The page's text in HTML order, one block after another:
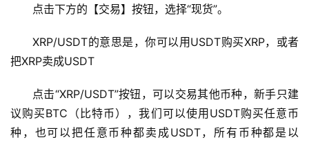
行
析
点击下方的【交易】按钮，选择“现货”。
XRP/USDT的意思是，你可以用USDT购买XRP，或者
把XRP卖成USDT
点击“XRP/USDT”按钮，可以交易其他币种，新手只建
议购买BTC（比特币），我们可以使用USDT购买任意币
种，也可以把任意币种都卖成USDT，所有币种都是以